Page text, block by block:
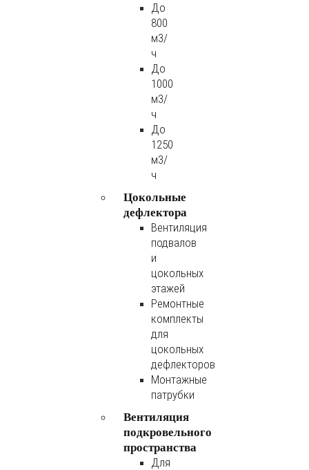
До
800
м3/
ч
До
1000
м3/
ч
До
1250
м3/
ч
Цокольные
дефлектора
Вентиляция
подвалов
и
цокольных
этажей
Ремонтные
комплекты
для
цокольных
дефлекторов
Монтажные
патрубки
Вентиляция
подкровельного
пространства
Для